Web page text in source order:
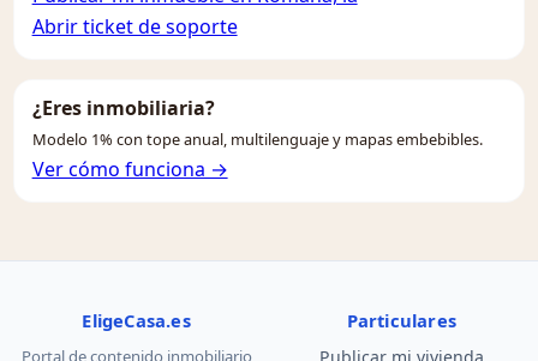
Abrir ticket de soporte
¿Eres inmobiliaria?
Modelo 1% con tope anual, multilenguaje y mapas embebibles.
Ver cómo funciona →
EligeCasa.es
Portal de contenido inmobiliario
Particulares